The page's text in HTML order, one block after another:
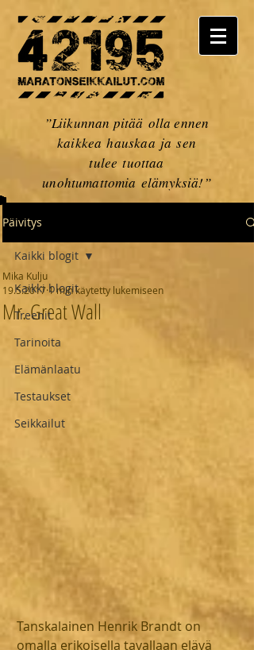
”Liikunnan pitää olla ennen
kaikkea hauskaa ja sen
tulee tuottaa
unohtumattomia elämyksiä!”
Päivitys
Kaikki blogit
Treenit
Tarinoita
Elämänlaatu
Testaukset
Seikkailut
Kaikki blogit
Mr. Great Wall
Mika Kulju
19.5.2017 1 min käytetty lukemiseen
Tanskalainen Henrik Brandt on
omalla erikoisella tavallaan elävä